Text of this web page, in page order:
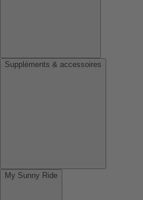
Suppléments & accessoires
My Sunny Ride